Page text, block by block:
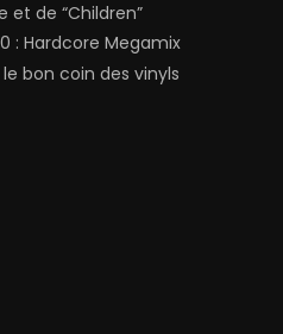
et de “Children”
: Hardcore Megamix
: le bon coin des vinyls